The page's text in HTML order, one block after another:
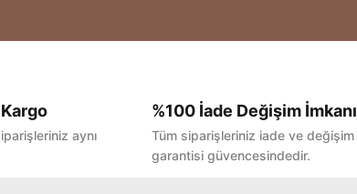
Bu ürüne ilk yorumu siz yapın!
aynı
%100 İade Değişim İmkanı
Tüm siparişleriniz iade ve değişim
garantisi güvencesindedir.